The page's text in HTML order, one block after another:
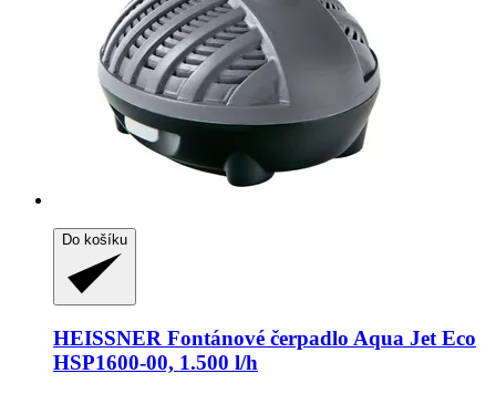
Do košíku
HEISSNER Fontánové čerpadlo Aqua Jet Eco
HSP1600-​00, 1.500 l/h